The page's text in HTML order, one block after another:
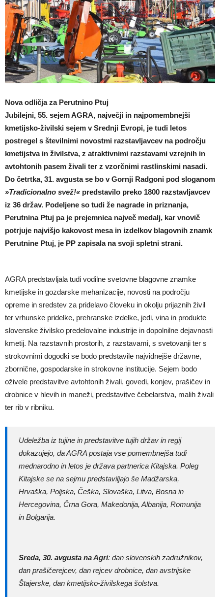
Nova odličja za Perutnino Ptuj
Jubilejni, 55. sejem AGRA, največji in najpomembnejši
kmetijsko-živilski sejem v Srednji Evropi, je tudi letos
postregel s številnimi novostmi razstavljavcev na področju
kmetijstva in živilstva, z atraktivnimi razstavami vzrejnih in
avtohtonih pasem živali ter z vzorčnimi rastlinskimi nasadi.
Do četrtka, 31. avgusta se bo v Gornji Radgoni pod sloganom
»Tradicionalno svež!« predstavilo preko 1800 razstavljavcev
iz 36 držav. Podeljene so tudi že nagrade in priznanja,
Perutnina Ptuj pa je prejemnica največ medalj, kar vnovič
potrjuje najvišjo kakovost mesa in izdelkov blagovnih znamk
Perutnine Ptuj, je PP zapisala na svoji spletni strani.
AGRA predstavljala tudi vodilne svetovne blagovne znamke
kmetijske in gozdarske mehanizacije, novosti na področju
opreme in sredstev za pridelavo človeku in okolju prijaznih živil
ter vrhunske pridelke, prehranske izdelke, jedi, vina in produkte
slovenske živilsko predelovalne industrije in dopolnilne dejavnosti
kmetij. Na razstavnih prostorih, z razstavami, s svetovanji ter s
strokovnimi dogodki se bodo predstavile najvidnejše državne,
zbornične, gospodarske in strokovne institucije. Sejem bodo
oživele predstavitve avtohtonih živali, govedi, konjev, prašičev in
drobnice v hlevih in maneži, predstavitve čebelarstva, malih živali
ter rib v ribniku.
Udeležba iz tujine in predstavitve tujih držav in regij
dokazujejo, da AGRA postaja vse pomembnejša tudi
mednarodno in letos je država partnerica Kitajska. Poleg
Kitajske se na sejmu predstaviljajo še Madžarska,
Hrvaška, Poljska, Češka, Slovaška, Litva, Bosna in
Hercegovina, Črna Gora, Makedonija, Albanija, Romunija
in Bolgarija.
Sreda, 30. avgusta na Agri: dan slovenskih zadružnikov,
dan prašičerejcev, dan rejcev drobnice, dan avstrijske
Štajerske, dan kmetijsko-živilskega šolstva.